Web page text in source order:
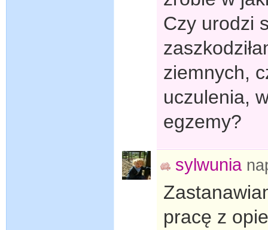
Czy urodzi
ziemnych,
uczulenia,
egzemy?
sylwunia
pracę z